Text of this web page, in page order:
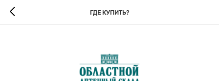
ГДЕ КУПИТЬ?